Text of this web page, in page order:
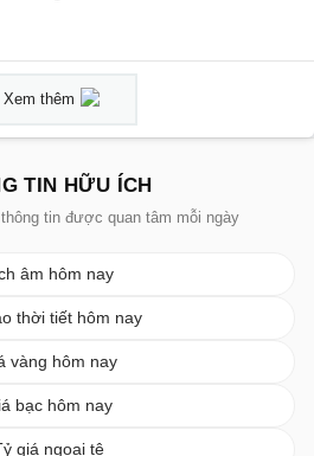
Xem thêm
TIN HỮU ÍCH
tin được quan tâm mỗi ngày
âm hôm nay
thời tiết hôm nay
vàng hôm nay
bạc hôm nay
giá ngoại tệ